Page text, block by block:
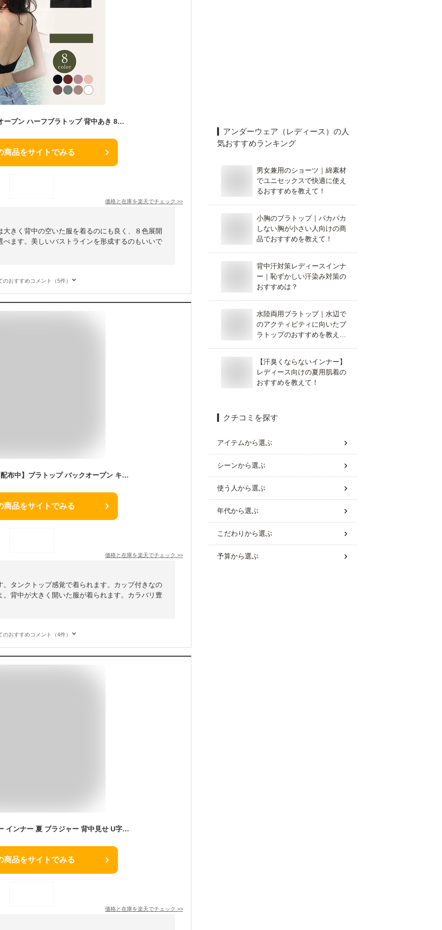
キャミソール バックオープン ハーフブラトップ 背中あき 8カラー
商品をサイトでみる
価格と在庫を楽天でチェック >>
きく背中の空いた服を着るのにも良く、８色展開
ます。美しいバストラインを形成するのもいいで
のおすすめコメント（5件）
【500円OFFクーポン配布中】ブラトップ バックオープン キャミソール 背中あき ハーフブラトップ カップ付き ノンワイヤー ブラキャミ リブ 背中開きインナー タンクトップ キャミ ルームウェア 下着 背中開き 春夏 レディース インナー 送料無料
商品をサイトでみる
価格と在庫を楽天でチェック >>
タンクトップ感覚で着られます。カップ付きなの
背中が大きく開いた服が着られます。カラバリ豊
のおすすめコメント（4件）
かわいい ノンワイヤー インナー 夏 ブラジャー 背中見せ U字バック魅せブラ 背中開き レディース バックオープン 背中あき おしゃれ 総レース 美胸 盛れる 見せブラ ナイトブラ 背中魅せ 魅せブラ 薄手
商品をサイトでみる
価格と在庫を楽天でチェック >>
アンダーウェア（レディース） の人
気おすすめランキング
男女兼用のショーツ｜綿素材
でユニセックスで快適に使え
るおすすめを教えて！
小胸のブラトップ｜パカパカ
しない胸が小さい人向けの商
品でおすすめを教えて！
背中汗対策レディースインナ
ー｜恥ずかしい汗染み対策の
おすすめは？
水陸両用ブラトップ｜水辺で
のアクティビティに向いたブ
ラトップのおすすめを教え
【汗臭くならないインナー】
レディース向けの夏用肌着の
おすすめを教えて！
クチコミを探す
アイテムから選ぶ
シーンから選ぶ
使う人から選ぶ
年代から選ぶ
こだわりから選ぶ
予算から選ぶ